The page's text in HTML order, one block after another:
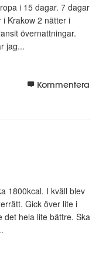
i 15 dagar. 7 dagar
Krakow 2 nätter i
övernattningar.
jag...
Kommentera
1800kcal. I kväll blev
Gick över lite i
det hela lite bättre. Ska